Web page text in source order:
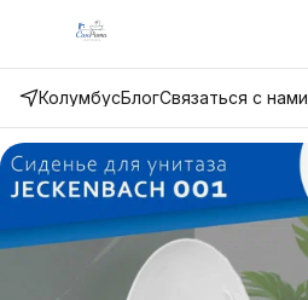
КолумбусБлогСвязаться с нами